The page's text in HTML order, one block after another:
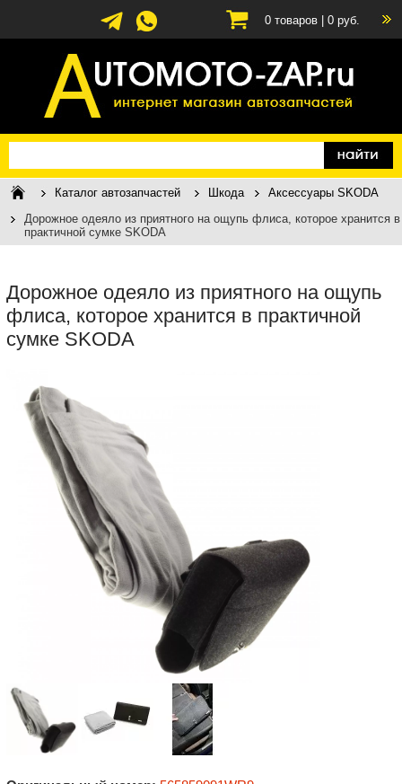
0 товаров | 0 руб.
Каталог автозапчастей Шкода
Аксессуары SKODA
Дорожное одеяло из приятного на ощупь флиса, которое хранится в
практичной сумке SKODA
Дорожное одеяло из приятного на ощупь
флиса, которое хранится в практичной
сумке SKODA